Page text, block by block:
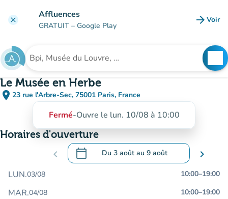
clear Affluences
GRATUIT – Google Play arrow_forward Voir
Rechercher un établissement
Le Musée en Herbe
place 23 rue l'Arbre-Sec, 75001 Paris, France
(ouvrir dans Google Maps)
(nouvel onglet)
Fermé-Ouvre le lun. 10/08 à 10:00
Horaires d'ouverture
chevron_left calendar_today Du 3 aoûtau 9 août
.Ouvrir le calendrier pour changer de
chevron_right
LUN.03/08 10:00–19:00
MAR.04/08 10:00–19:00